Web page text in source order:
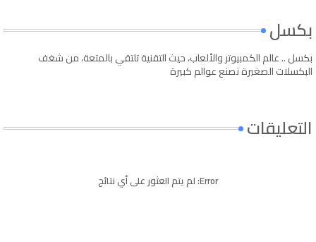
بكسل
بكسل .. عالم الكمبيوتر والألعاب، حيث التقنية تلتقي بالمتعة، من شغف
البكسلات الصغيرة نصنع عوالم كبيرة
التعليقات
Error: لم يتم العثور على أي نتائج